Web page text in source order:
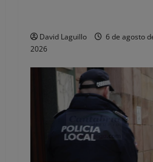
David Laguillo
6 de agosto
2026